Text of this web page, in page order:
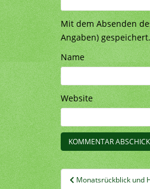
Mit dem Absenden
Angaben)
Name
Website
Monatsrückblick und